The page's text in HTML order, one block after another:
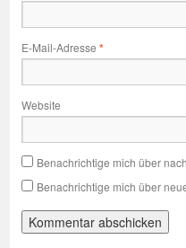
E-Mail-Adresse *
Website
Benachrichtige mich über
Benachrichtige mich über